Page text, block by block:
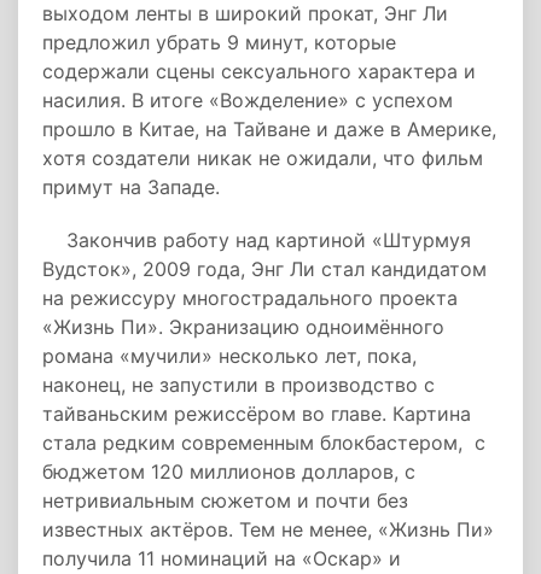
выходом ленты в широкий прокат, Энг Ли
предложил убрать 9 минут, которые
содержали сцены сексуального характера и
насилия. В итоге «Вожделение» с успехом
прошло в Китае, на Тайване и даже в Америке,
хотя создатели никак не ожидали, что фильм
примут на Западе.
Закончив работу над картиной «Штурмуя
Вудсток», 2009 года, Энг Ли стал кандидатом
на режиссуру многострадального проекта
«Жизнь Пи». Экранизацию одноимённого
романа «мучили» несколько лет, пока,
наконец, не запустили в производство с
тайваньским режиссёром во главе. Картина
стала редким современным блокбастером, с
бюджетом 120 миллионов долларов, с
нетривиальным сюжетом и почти без
известных актёров. Тем не менее, «Жизнь Пи»
получила 11 номинаций на «Оскар» и